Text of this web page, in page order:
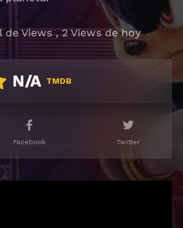
de Views, 2 Views de hoy
N/A TMDB
Facebook Twitter